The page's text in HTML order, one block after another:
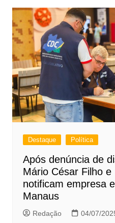
Destaque Política
Após denúncia de
Mário César Filho e
notificam empresa
Manaus
Redação 04/07/